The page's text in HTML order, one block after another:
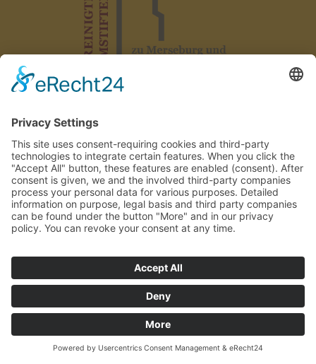
Выходные сведения|Защита данных|Декларация о
Правила внутреннего распорядка
Дизайн от TRANSMEDIAL